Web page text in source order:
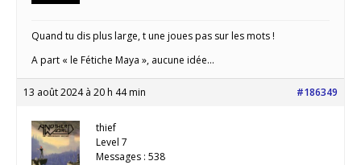
Quand tu dis plus large, t une joues pas sur les mots !
A part « le Fétiche Maya », aucune idée…
13 août 2024 à 20 h 44 min #186349
thief
Level 7
Messages : 538